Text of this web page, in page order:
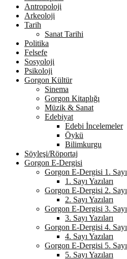
Antropoloji
Arkeoloji
Tarih
Sanat Tarihi
Politika
Felsefe
Sosyoloji
Psikoloji
Gorgon Kültür
Sinema
Gorgon Kitaplığı
Müzik & Sanat
Edebiyat
Edebi İncelemeler
Öykü
Bilimkurgu
Söyleşi/Röportaj
Gorgon E-Dergisi
Gorgon E-Dergisi 1. Sayı
1. Sayı Yazıları
Gorgon E-Dergisi 2. Sayı
2. Sayı Yazıları
Gorgon E-Dergisi 3. Sayı
3. Sayı Yazıları
Gorgon E-Dergisi 4. Sayı
4. Sayı Yazıları
Gorgon E-Dergisi 5. Sayı
5. Sayı Yazıları